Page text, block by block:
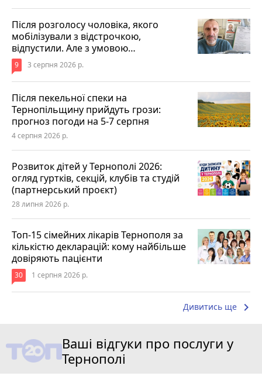
Після розголосу чоловіка, якого
мобілізували з відстрочкою,
відпустили. Але з умовою…
9 3 серпня 2026 р.
Після пекельної спеки на
Тернопільщину прийдуть грози:
прогноз погоди на 5-7 серпня
4 серпня 2026 р.
Розвиток дітей у Тернополі 2026:
огляд гуртків, секцій, клубів та студій
(партнерський проєкт)
28 липня 2026 р.
Топ-15 сімейних лікарів Тернополя за
кількістю декларацій: кому найбільше
довіряють пацієнти
30 1 серпня 2026 р.
Дивитись ще keyboard_arrow_right
Ваші відгуки про послуги у
Тернополі